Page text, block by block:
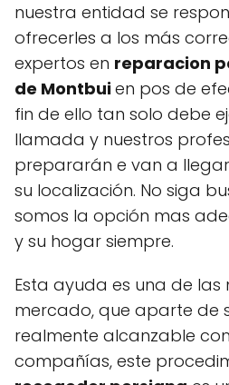
nuestra entidad se
ofrecerles a los más
expertos en reparacion
de Montbuien pos de
fin de ello tan solo debe
llamada y nuestros
prepararán e van a
su localización. No siga
somos la opción mas
y su hogar siempre.
Esta ayuda es una de las
mercado, que aparte de
realmente alcanzable
compañías, este